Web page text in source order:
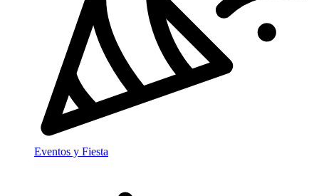
Eventos y Fiesta